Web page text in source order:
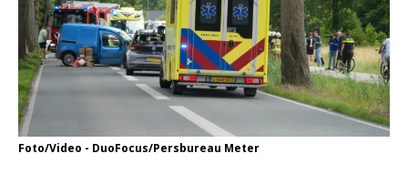
Foto/Video - DuoFocus/Persbureau Meter